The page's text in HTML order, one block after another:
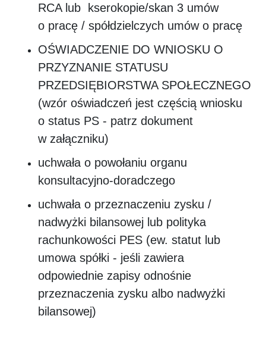
RCA lub kserokopie/skan 3 umów
o pracę / spółdzielczych umów o pracę
OŚWIADCZENIE DO WNIOSKU O
PRZYZNANIE STATUSU
PRZEDSIĘBIORSTWA SPOŁECZNEGO
(wzór oświadczeń jest częścią wniosku
o status PS - patrz dokument
w załączniku)
uchwała o powołaniu organu
konsultacyjno-doradczego
uchwała o przeznaczeniu zysku /
nadwyżki bilansowej lub polityka
rachunkowości PES (ew. statut lub
umowa spółki - jeśli zawiera
odpowiednie zapisy odnośnie
przeznaczenia zysku albo nadwyżki
bilansowej)